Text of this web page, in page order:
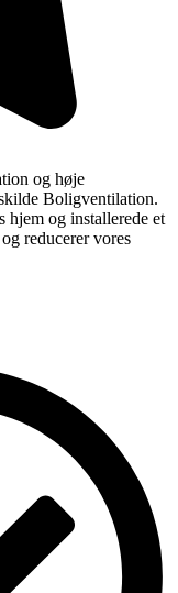
og høje
Boligventilation.
hjem og installerede et
reducerer vores